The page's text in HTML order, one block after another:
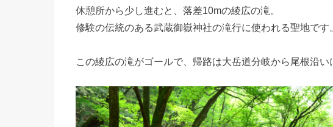
休憩所から少し進むと、落差10mの綾広の滝。
修験の伝統のある武蔵御嶽神社の滝行に使われる聖地です。
この綾広の滝がゴールで、帰路は大岳道分岐から尾根沿い